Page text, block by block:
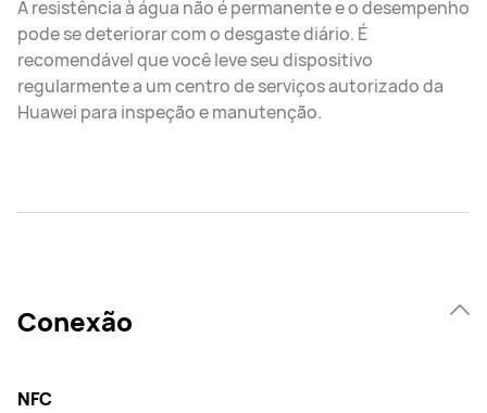
A resistência à água não é permanente e o desempenho
pode se deteriorar com o desgaste diário. É
recomendável que você leve seu dispositivo
regularmente a um centro de serviços autorizado da
Huawei para inspeção e manutenção.
Conexão
NFC